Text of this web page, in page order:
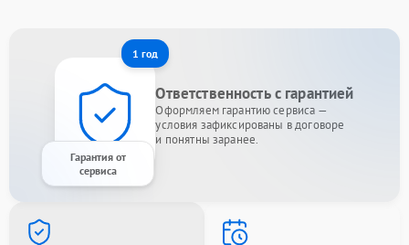
1 год
Гарантия от
сервиса
Ответственность с гарантией
Оформляем гарантию сервиса —
условия зафиксированы в договоре
и понятны заранее.